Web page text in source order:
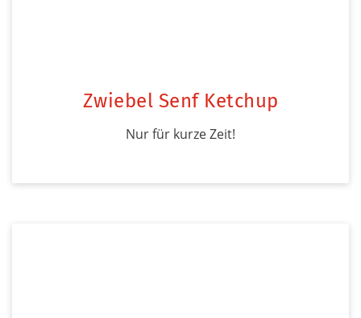
Zwiebel Senf Ketchup
Nur für kurze Zeit!